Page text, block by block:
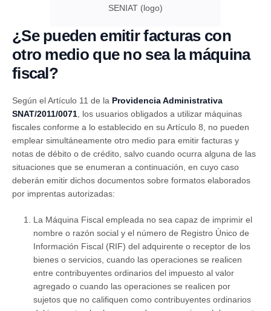
SENIAT (logo)
¿Se pueden emitir facturas con
otro medio que no sea la máquina
fiscal?
Según el Artículo 11 de la Providencia Administrativa
SNAT/2011/0071 , los usuarios obligados a utilizar máquinas
fiscales conforme a lo establecido en su Artículo 8, no pueden
emplear simultáneamente otro medio para emitir facturas y
notas de débito o de crédito, salvo cuando ocurra alguna de las
situaciones que se enumeran a continuación, en cuyo caso
deberán emitir dichos documentos sobre formatos elaborados
por imprentas autorizadas:
La Máquina Fiscal empleada no sea capaz de imprimir el
nombre o razón social y el número de Registro Único de
Información Fiscal (RIF) del adquirente o receptor de los
bienes o servicios, cuando las operaciones se realicen
entre contribuyentes ordinarios del impuesto al valor
agregado o cuando las operaciones se realicen por
sujetos que no califiquen como contribuyentes ordinarios